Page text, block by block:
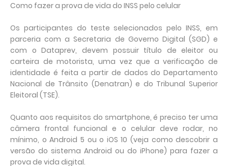
Como fazer a prova de vida do INSS pelo celular
Os participantes do teste selecionados pelo INSS, em
parceria com a Secretaria de Governo Digital (SGD) e
com o Dataprev, devem possuir título de eleitor ou
carteira de motorista, uma vez que a verificação de
identidade é feita a partir de dados do Departamento
Nacional de Trânsito (Denatran) e do Tribunal Superior
Eleitoral (TSE).
Quanto aos requisitos do smartphone, é preciso ter uma
câmera frontal funcional e o celular deve rodar, no
mínimo, o Android 5 ou o iOS 10 (veja como descobrir a
versão do sistema Android ou do iPhone) para fazer a
prova de vida digital.